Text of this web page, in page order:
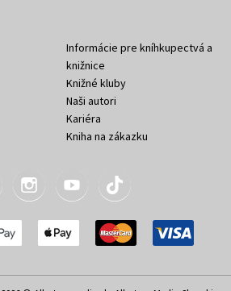
Informácie pre kníhkupectvá a
knižnice
Knižné kluby
Naši autori
Kariéra
Kniha na zákazku